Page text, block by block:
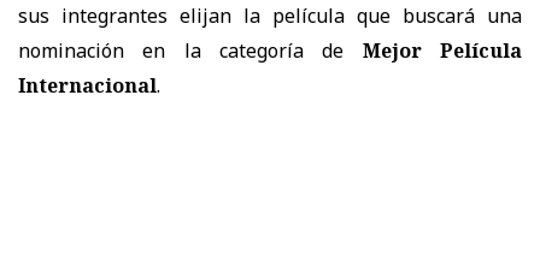
sus integrantes elijan la película que buscará una
nominación en la categoría de Mejor Película
Internacional.